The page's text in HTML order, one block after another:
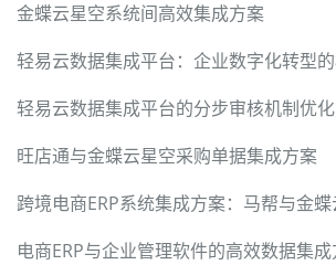
金蝶云星空系统间高效集成方案
轻易云数据集成平台：企业数字化转型
轻易云数据集成平台的分步审核机制优
旺店通与金蝶云星空采购单据集成方案
跨境电商ERP系统集成方案：马帮与金
电商ERP与企业管理软件的高效数据集